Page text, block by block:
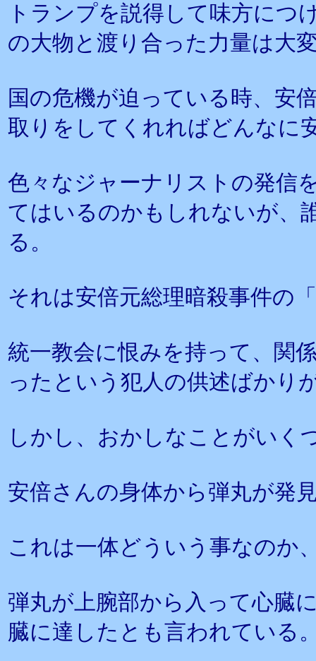
トランプを説得して味方につ
の大物と渡り合った力量は大
国の危機が迫っている時、安
取りをしてくれればどんなに
色々なジャーナリストの発信
てはいるのかもしれないが、
る。
それは安倍元総理暗殺事件の
統一教会に恨みを持って、関
ったという犯人の供述ばかり
しかし、おかしなことがいく
安倍さんの身体から弾丸が発
これは一体どういう事なのか
弾丸が上腕部から入って心臓
臓に達したとも言われている